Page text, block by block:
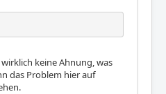
keine Ahnung, was
das Problem hier auf